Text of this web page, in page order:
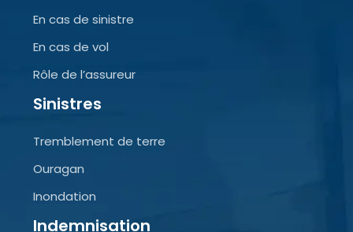
En cas de sinistre
En cas de vol
Rôle de l’assureur
Sinistres
Tremblement de terre
Ouragan
Inondation
Indemnisation